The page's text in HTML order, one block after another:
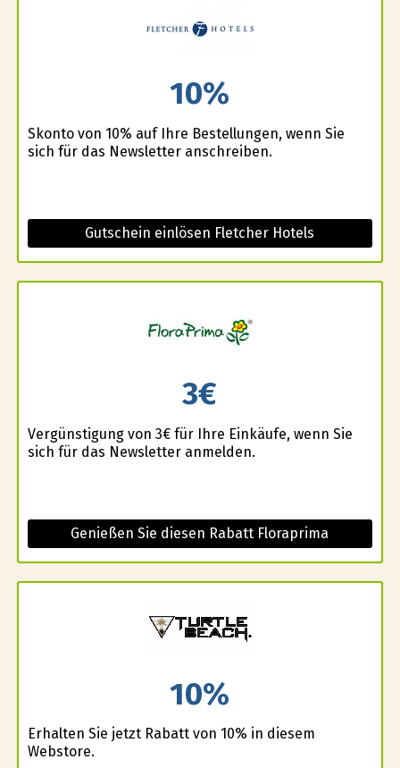
10%
Skonto von 10% auf Ihre Bestellungen, wenn Sie
sich für das Newsletter anschreiben.
Gutschein einlösen Fletcher Hotels
3€
Vergünstigung von 3€ für Ihre Einkäufe, wenn Sie
sich für das Newsletter anmelden.
Genießen Sie diesen Rabatt Floraprima
10%
Erhalten Sie jetzt Rabatt von 10% in diesem
Webstore.